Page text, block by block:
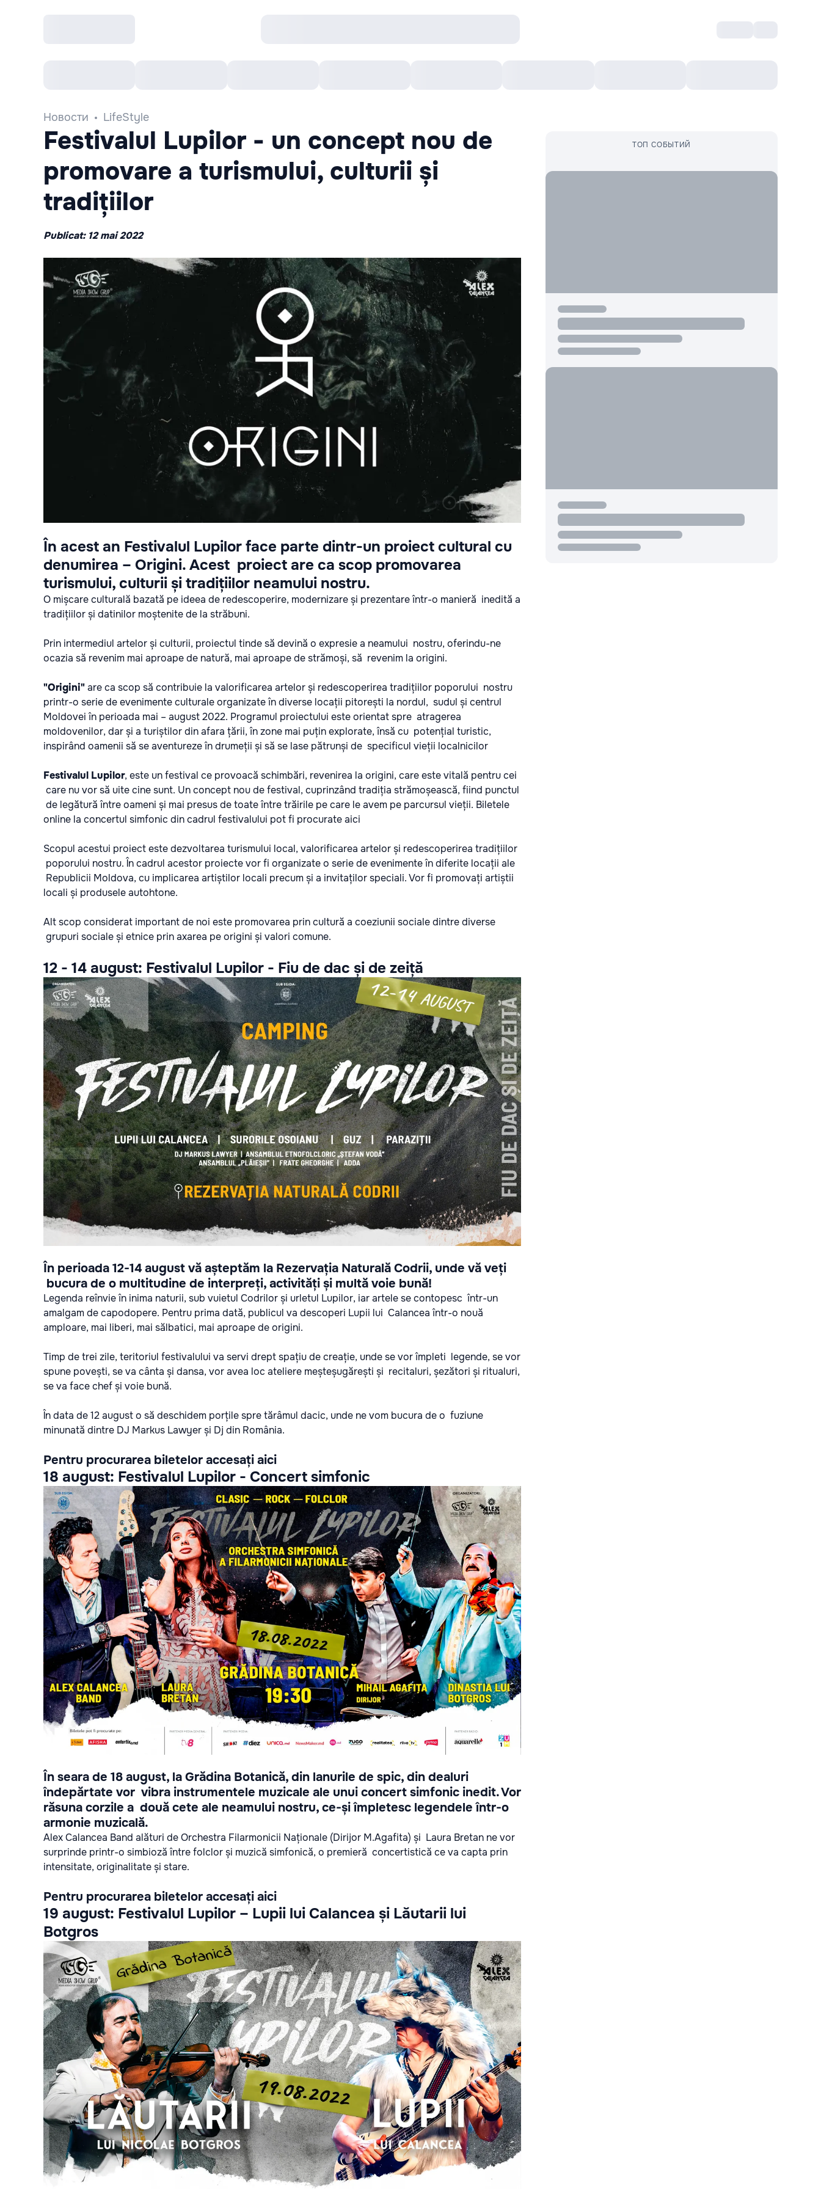
Новости LifeStyle
Festivalul Lupilor - un concept nou de
promovare a turismului, culturii și
tradițiilor
Publicat: 12 mai 2022
În acest an Festivalul Lupilor face parte dintr-un proiect cultural cu
denumirea – Origini. Acest proiect are ca scop promovarea
turismului, culturii și tradițiilor neamului nostru.
O mișcare culturală bazată pe ideea de redescoperire, modernizare și prezentare într-o manieră inedită a
tradițiilor și datinilor moștenite de la străbuni.
Prin intermediul artelor și culturii, proiectul tinde să devină o expresie a neamului nostru, oferindu-ne
ocazia să revenim mai aproape de natură, mai aproape de strămoși, să revenim la origini.
"Origini"are ca scop să contribuie la valorificarea artelor și redescoperirea tradițiilor poporului nostru
printr-o serie de evenimente culturale organizate în diverse locații pitorești la nordul, sudul și centrul
Moldovei în perioada mai – august 2022. Programul proiectului este orientat spre atragerea
moldovenilor, dar și a turiștilor din afara țării, în zone mai puțin explorate, însă cu potențial turistic,
inspirând oamenii să se aventureze în drumeții și să se lase pătrunși de specificul vieții localnicilor
Festivalul Lupilor, este un festival ce provoacă schimbări, revenirea la origini, care este vitală pentru cei
care nu vor să uite cine sunt. Un concept nou de festival, cuprinzând tradiția strămoșească, fiind punctul
de legătură între oameni și mai presus de toate între trăirile pe care le avem pe parcursul vieții. Biletele
online la concertul simfonic din cadrul festivalului pot fi procurateaici
Scopul acestui proiecteste dezvoltarea turismului local, valorificarea artelor și redescoperirea tradițiilor
poporului nostru. În cadrul acestor proiecte vor fi organizate o serie de evenimente în diferite locații ale
Republicii Moldova, cu implicarea artiștilor locali precum și a invitaților speciali. Vor fi promovați artiștii
locali și produsele autohtone.
Alt scop considerat important de noi este promovarea prin cultură a coeziunii sociale dintre diverse
grupuri sociale și etnice prin axarea pe origini și valori comune.
12 - 14 august: Festivalul Lupilor - Fiu de dac și de zeiță
În perioada 12-14 august vă așteptăm la Rezervația Naturală Codrii, unde vă veți
bucura de o multitudine de interpreți, activități și multă voie bună!
Legenda reînvie în inima naturii, sub vuietul Codrilor și urletul Lupilor, iar artele se contopesc într-un
amalgam de capodopere. Pentru prima dată, publicul va descoperi Lupii lui Calanceaîntr-o nouă
amploare, mai liberi, mai sălbatici, mai aproape de origini.
Timp detrei zile, teritoriul festivalului va servi drept spațiu de creație, unde se vor împleti legende, se vor
spune povești, se va cânta și dansa, vor avea loc ateliere meșteșugărești și recitaluri, șezători și ritualuri,
se va face chef și voie bună.
În data de 12 augusto să deschidem porțile spre tărâmul dacic, unde ne vom bucura de o fuziune
minunată dintre DJ Markus Lawyerși Dj din România.
Pentru procurarea biletelor accesați aici
18 august: Festivalul Lupilor - Concert simfonic
În seara de 18 august, la Grădina Botanică, din lanurile de spic, din dealuri
îndepărtate vor vibra instrumentele muzicale ale unui concert simfonic inedit. Vor
răsuna corzile a două cete ale neamului nostru, ce-și împletesc legendele într-o
armonie muzicală.
Alex Calancea Band alături de Orchestra Filarmonicii Naționale (Dirijor M.Agafita) și Laura Bretan ne vor
surprinde printr-o simbioză între folclor și muzică simfonică, o premieră concertistică ce va capta prin
intensitate, originalitate și stare.
Pentru procurarea biletelor accesați aici
19 august: Festivalul Lupilor – Lupii lui Calancea și Lăutarii lui
Botgros
ТОП СОБЫТИЙ